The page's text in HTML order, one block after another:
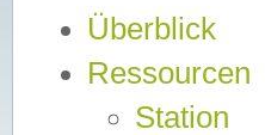
Überblick
Ressourcen
Station